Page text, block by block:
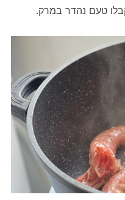
טעם נהדר במרק.